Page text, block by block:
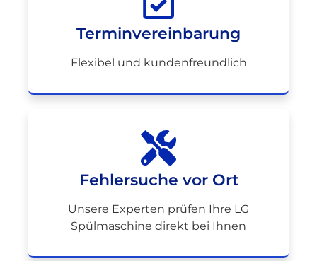
Terminvereinbarung
Flexibel und kundenfreundlich
Fehlersuche vor Ort
Unsere Experten prüfen Ihre LG
Spülmaschine direkt bei Ihnen